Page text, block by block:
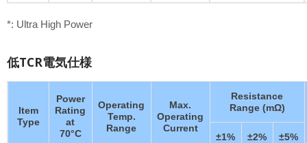
*: Ultra High Power
低TCR電気仕様
Item
Type
Power
Rating
at
70°C
Operating
Temp.
Range
Max.
Operating
Current
Resistance
Range (mΩ)
±1% ±2% ±5%